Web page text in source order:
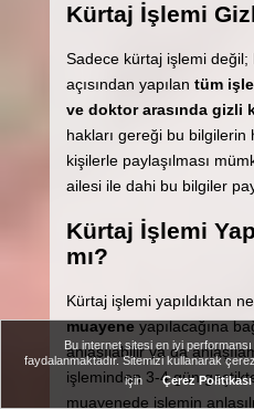
Kürtaj İşlemi
Sadece kürtaj işlemi değil;
açısından yapılan tüm
ve doktor arasında gizli
hakları gereği bu bilgilerin
kişilerle paylaşılması
ailesi ile dahi bu bilgiler
Kürtaj İşlemi
mı?
Kürtaj işlemi yapıldıktan
muayeneyapılacağına
anlaşılabilir ya da
işleminden 3-4 gün
muayenede işlemin
Bu internet sitesi en iyi
faydalanmaktadır. Sitemizi kullanarak
için
Çerez Politikası